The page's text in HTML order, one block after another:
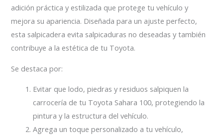
adición práctica y estilizada que protege tu vehículo y
mejora su apariencia. Diseñada para un ajuste perfecto,
esta salpicadera evita salpicaduras no deseadas y también
contribuye a la estética de tu Toyota.
Se destaca por:
Evitar que lodo, piedras y residuos salpiquen la
carrocería de tu Toyota Sahara 100, protegiendo la
pintura y la estructura del vehículo.
Agrega un toque personalizado a tu vehículo,